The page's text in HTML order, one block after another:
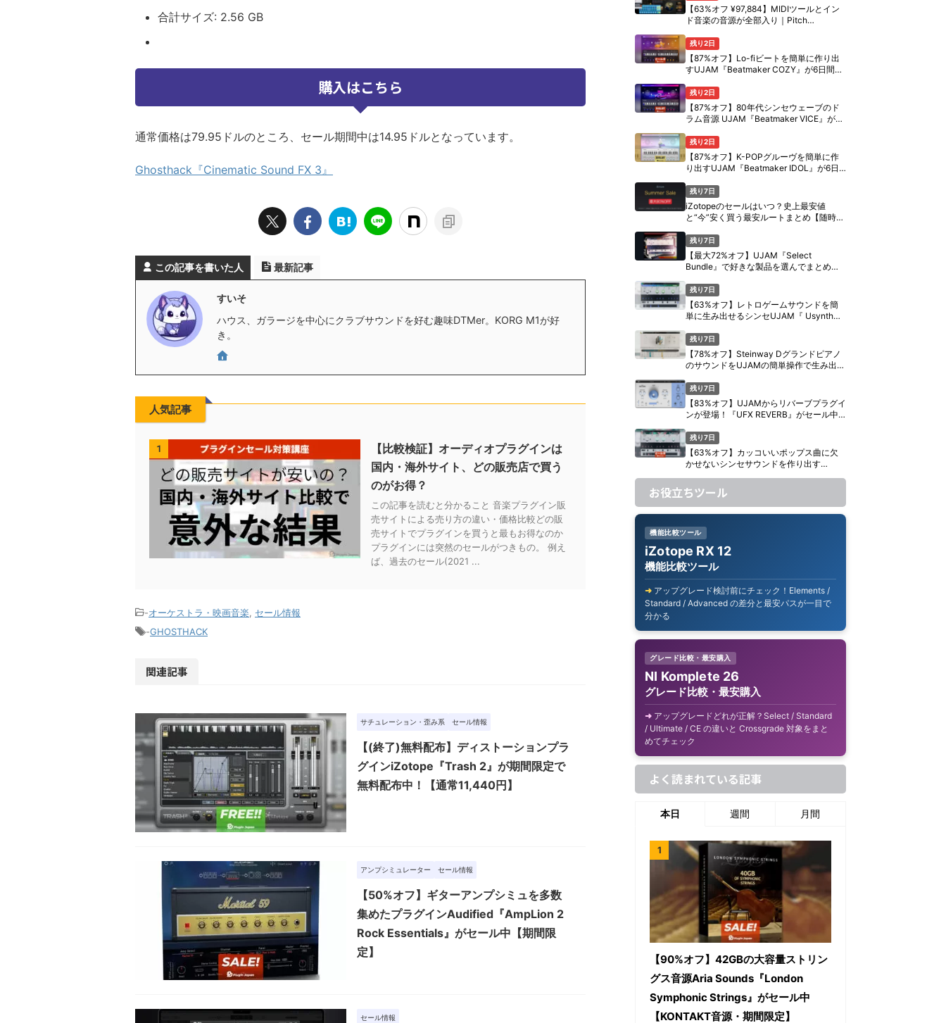
合計サイズ: 2.56 GB
購入はこちら
通常価格は79.95ドルのところ、セール期間中は14.95ドルとなっています。
Ghosthack『Cinematic Sound FX 3』
この記事を書いた人 最新記事
すいそ
ハウス、ガラージを中心にクラブサウンドを好む趣味DTMer。KORG M1が好
き。
人気記事
1
【比較検証】オーディオプラグインは
国内・海外サイト、どの販売店で買う
のがお得？
この記事を読むと分かること 音楽プラグイン販
売サイトによる売り方の違い・価格比較どの販
売サイトでプラグインを買うと最もお得なのか
プラグインには突然のセールがつきもの。 例え
ば、過去のセール(2021 ...
-オーケストラ・映画音楽
セール情報
-GHOSTHACK
関連記事
サチュレーション・歪み系 セール情報
【(終了)無料配布】ディストーションプラ
グインiZotope『Trash 2』が期間限定で
無料配布中！【通常11,440円】
アンプシミュレーター セール情報
【50%オフ】ギターアンプシミュを多数
集めたプラグインAudified『AmpLion 2
Rock Essentials』がセール中【期間限
定】
セール情報
【63%オフ ¥97,884】MIDIツールとイン
ド音楽の音源が全部入り｜Pitch
【8月10日まで】
残り2日
【87%オフ】Lo-fiビートを簡単に作り出
すUJAM『Beatmaker COZY』が6日間限
残り2日
【87%オフ】80年代シンセウェーブのド
ラム音源 UJAM『Beatmaker VICE』が6
残り2日
【87%オフ】K-POPグルーヴを簡単に作
り出すUJAM『Beatmaker IDOL』が6日
残り7日
iZotopeのセールはいつ？史上最安値
と“今”安く買う最安ルートまとめ【随時更
残り7日
【最大72%オフ】UJAM『Select
Bundle』で好きな製品を選んでまとめ買
残り7日
【63%オフ】レトロゲームサウンドを簡
単に生み出せるシンセUJAM『 Usynth
残り7日
【78%オフ】Steinway Dグランドピアノ
のサウンドをUJAMの簡単操作で生み出す
【期間限定】
残り7日
【83%オフ】UJAMからリバーブプラグイ
ンが登場！『UFX REVERB』がセール中
残り7日
【63%オフ】カッコいいポップス曲に欠
かせないシンセサウンドを作り出す
間限定】
お役立ちツール
機能比較ツール
iZotope RX 12
機能比較ツール
アップグレード検討前にチェック！Elements /
Standard / Advanced の差分と最安パスが一目で
分かる
グレード比較・最安購入
NI Komplete 26
グレード比較・最安購入
アップグレードどれが正解？Select / Standard
/ Ultimate / CE の違いと Crossgrade 対象をまと
めてチェック
よく読まれている記事
本日 週間 月間
【90%オフ】42GBの大容量ストリン
グス音源Aria Sounds『London
Symphonic Strings』がセール中
【KONTAKT音源・期間限定】